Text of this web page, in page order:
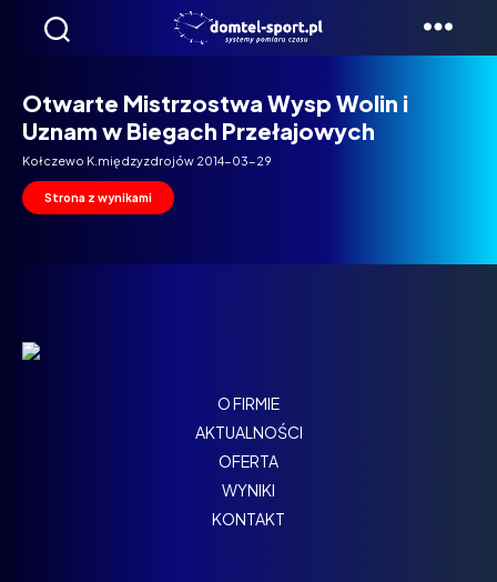
Domtel
Otwarte Mistrzostwa Wysp Wolin i
Uznam w Biegach Przełajowych
Kołczewo K.międzyzdrojów 2014-03-29
Strona z wynikami
O FIRMIE
AKTUALNOŚCI
OFERTA
WYNIKI
KONTAKT